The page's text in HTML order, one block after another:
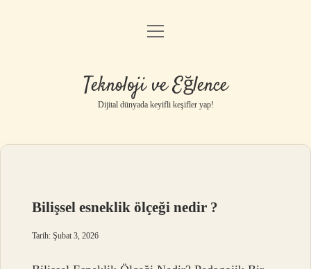
Anasayfa
Yasal Uyarı
menüyü
Teknoloji ve Eğlence
Dijital dünyada keyifli keşifler yap!
Bilişsel esneklik ölçeği nedir ?
Tarih: Şubat 3, 2026